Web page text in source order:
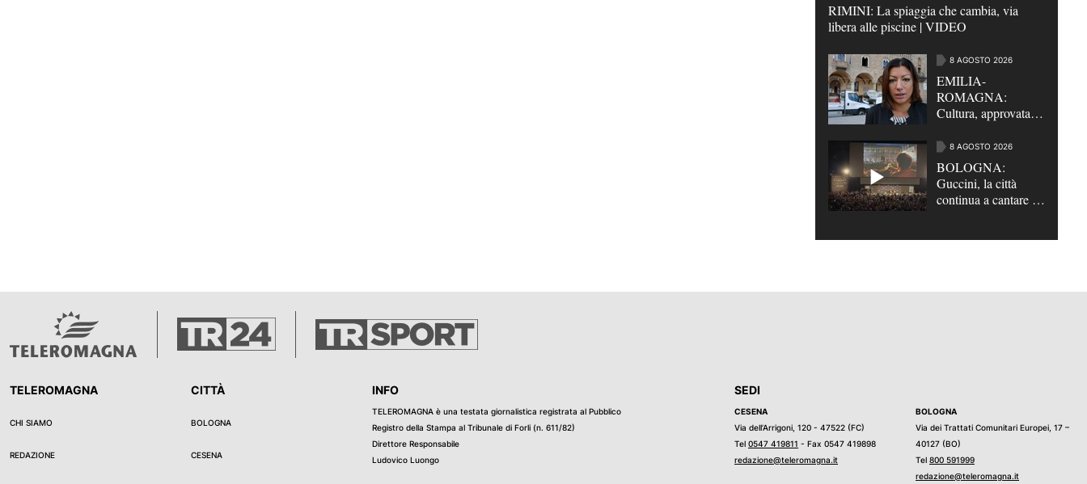
RIMINI: La spiaggia che cambia, via
libera alle piscine | VIDEO
8 AGOSTO 2026
EMILIA-
ROMAGNA:
Cultura, approvata in
legge quadro
8 AGOSTO 2026
BOLOGNA:
Guccini, la città
continua a cantare il
TELEROMAGNA
CHI SIAMO
REDAZIONE
CITTÀ
BOLOGNA
CESENA
INFO
TELEROMAGNA è una testata giornalistica registrata al Pubblico
Registro della Stampa al Tribunale di Forli (n. 611/82)
Direttore Responsabile
Ludovico Luongo
SEDI
CESENA
Via dell’Arrigoni, 120 - 47522 (FC)
Tel 0547 419811 - Fax 0547 419898
redazione@teleromagna.it
BOLOGNA
Via dei Trattati Comunitari Europei, 17 –
40127 (BO)
Tel 800 591999
redazione@teleromagna.it